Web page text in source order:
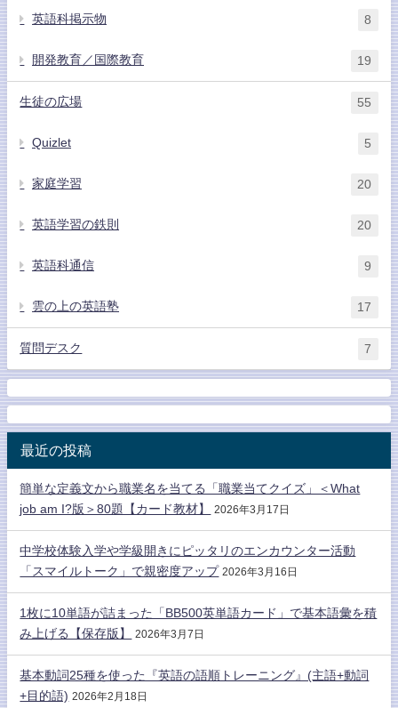
英語科掲示物 8
開発教育／国際教育 19
生徒の広場 55
Quizlet 5
家庭学習 20
英語学習の鉄則 20
英語科通信 9
雲の上の英語塾 17
質問デスク 7
最近の投稿
簡単な定義文から職業名を当てる「職業当てクイズ」＜What
job am I?版＞80題【カード教材】
2026年3月17日
中学校体験入学や学級開きにピッタリのエンカウンター活動
「スマイルトーク」で親密度アップ 2026年3月16日
1枚に10単語が詰まった「BB500英単語カード」で基本語彙を積
み上げる【保存版】
2026年3月7日
基本動詞25種を使った『英語の語順トレーニング』(主語+動詞
+目的語) 2026年2月18日